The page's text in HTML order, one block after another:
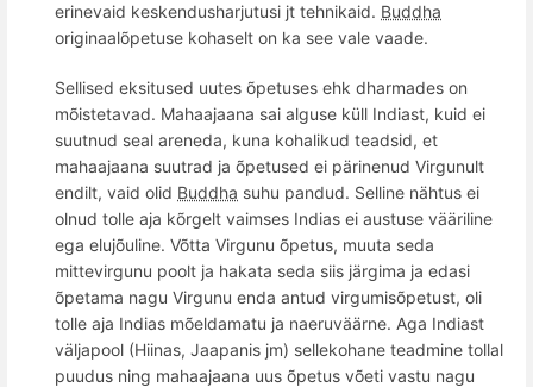
erinevaid keskendusharjutusi jt tehnikaid. Buddha
originaalõpetuse kohaselt on ka see vale vaade.
Sellised eksitused uutes õpetuses ehk dharmades on
mõistetavad. Mahaajaana sai alguse küll Indiast, kuid ei
suutnud seal areneda, kuna kohalikud teadsid, et
mahaajaana suutrad ja õpetused ei pärinenud Virgunult
endilt, vaid olid Buddha suhu pandud. Selline nähtus ei
olnud tolle aja kõrgelt vaimses Indias ei austuse vääriline
ega elujõuline. Võtta Virgunu õpetus, muuta seda
mittevirgunu poolt ja hakata seda siis järgima ja edasi
õpetama nagu Virgunu enda antud virgumisõpetust, oli
tolle aja Indias mõeldamatu ja naeruväärne. Aga Indiast
väljapool (Hiinas, Jaapanis jm) sellekohane teadmine tollal
puudus ning mahaajaana uus õpetus võeti vastu nagu